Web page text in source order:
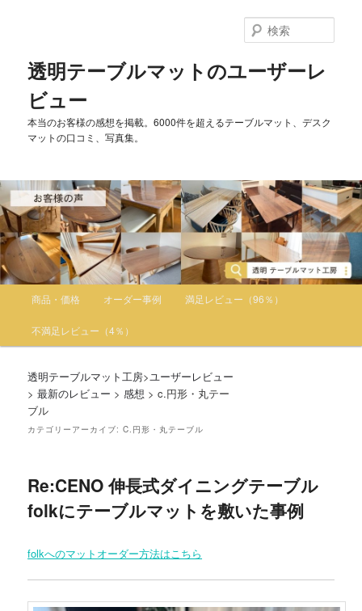
透明テーブルマットのユーザーレ
ビュー
本当のお客様の感想を掲載。6000件を超えるテーブルマット、デスク
マットの口コミ、写真集。
索
メインメニュー
メインコンテンツへ移動
サブコンテンツへ移動
商品・価格 オーダー事例 満足レビュー（96％）
不満足レビュー（4％）
透明テーブルマット工房>ユーザーレビュー
>最新のレビュー >感想 >c.円形・丸テー
ブル
カテゴリーアーカイブ:C.円形・丸テーブル
Re:CENO 伸長式ダイニングテーブル
folkにテーブルマットを敷いた事例
folkへのマットオーダー方法はこちら